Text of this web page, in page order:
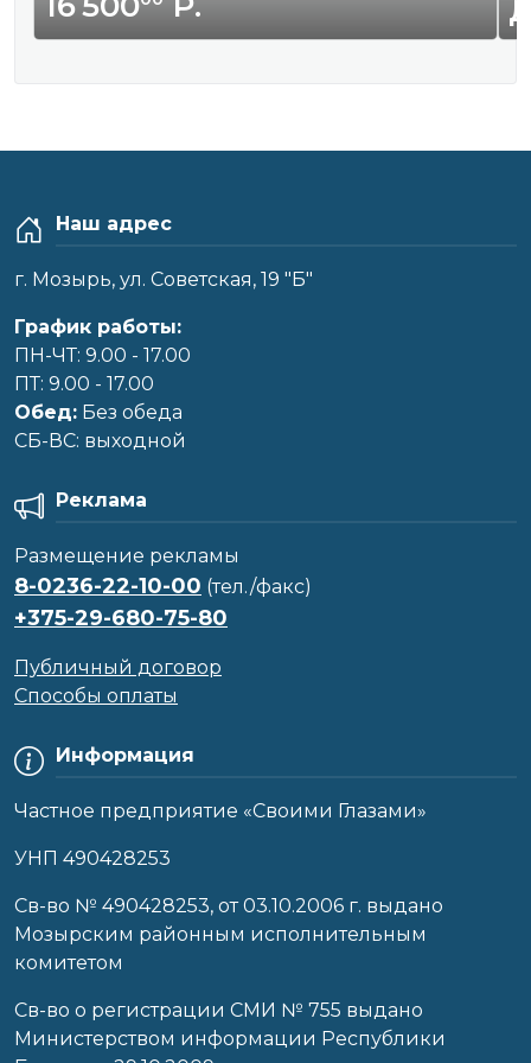
Наш адрес
г. Мозырь, ул. Советская, 19 "Б"
График работы:
ПН-ЧТ: 9.00 - 17.00
ПТ: 9.00 - 17.00
Обед: Без обеда
CБ-ВС: выходной
Информация
Частное предприятие «Своими Глазами»
УНП 490428253
Cв-во № 490428253, от 03.10.2006 г. выдано
Мозырским районным исполнительным
комитетом
Св-во о регистрации СМИ № 755 выдано
Министерством информации Республики
Реклама
Размещение рекламы
8-0236-22-10-00 (тел./факс)
+375-29-680-75-80
Публичный договор
Способы оплаты